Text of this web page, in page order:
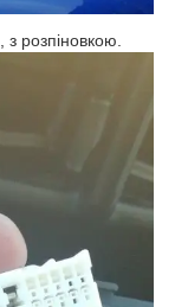
розпіновкою.